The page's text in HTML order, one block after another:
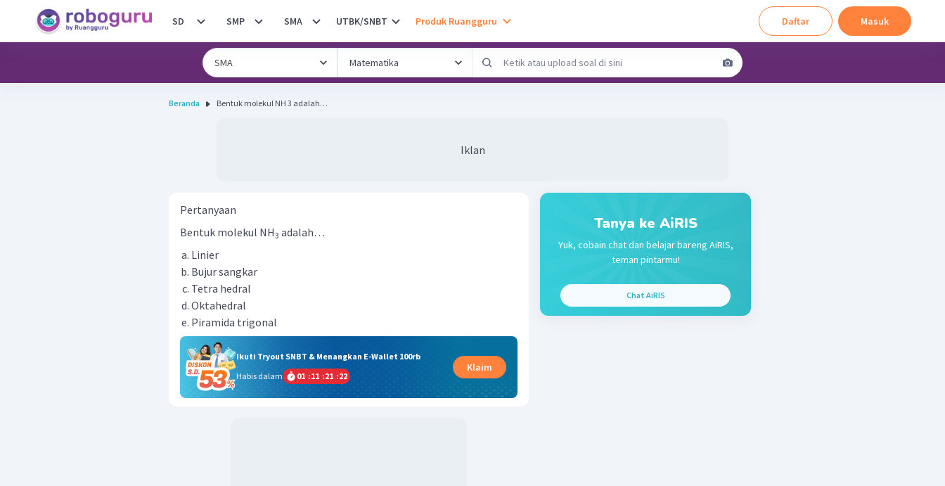
SD SMP SMA UTBK/SNBT Produk Ruangguru Daftar Masuk
Beranda Bentuk molekul NH 3 adalah…
Iklan
Pertanyaan
Bentuk molekul NH3 adalah…
Linier
Bujur sangkar
Tetra hedral
Oktahedral
Piramida trigonal
Ikuti Tryout SNBT & Menangkan E-Wallet 100rb
Habis dalam
01 :11 :21 :22
Klaim
Tanya ke AiRIS
Yuk, cobain chat dan belajar bareng AiRIS,
teman pintarmu!
Chat AiRIS